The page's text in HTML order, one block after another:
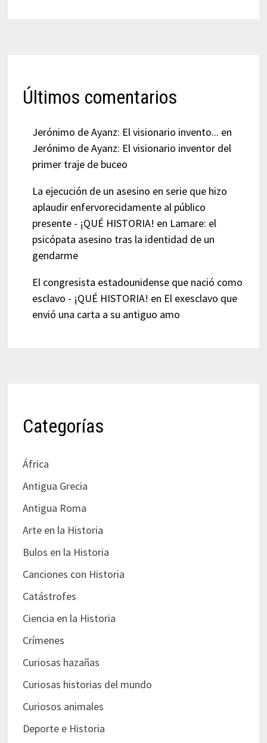
Últimos comentarios
Jerónimo de Ayanz: El visionario invento... en
Jerónimo de Ayanz: El visionario inventor del
primer traje de buceo
La ejecución de un asesino en serie que hizo
aplaudir enfervorecidamente al público
presente - ¡QUÉ HISTORIA! en Lamare: el
psicópata asesino tras la identidad de un
gendarme
El congresista estadounidense que nació como
esclavo - ¡QUÉ HISTORIA! en El exesclavo que
envió una carta a su antiguo amo
Categorías
África
Antigua Grecia
Antigua Roma
Arte en la Historia
Bulos en la Historia
Canciones con Historia
Catástrofes
Ciencia en la Historia
Crímenes
Curiosas hazañas
Curiosas historias del mundo
Curiosos animales
Deporte e Historia